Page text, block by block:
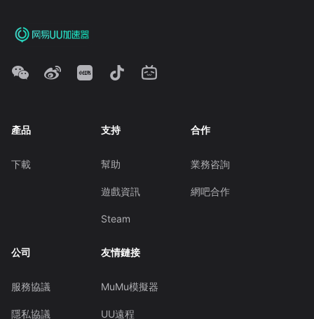
產品
下載
支持
幫助
遊戲資訊
Steam
合作
業務咨詢
網吧合作
公司
服務協議
隱私協議
友情鏈接
MuMu模擬器
UU遠程